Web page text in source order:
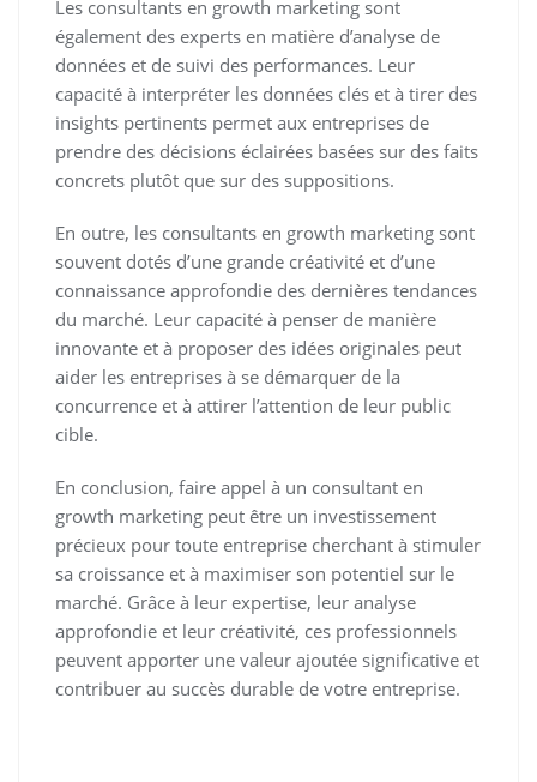
Les consultants en growth marketing sont
également des experts en matière d’analyse de
données et de suivi des performances. Leur
capacité à interpréter les données clés et à tirer des
insights pertinents permet aux entreprises de
prendre des décisions éclairées basées sur des faits
concrets plutôt que sur des suppositions.
En outre, les consultants en growth marketing sont
souvent dotés d’une grande créativité et d’une
connaissance approfondie des dernières tendances
du marché. Leur capacité à penser de manière
innovante et à proposer des idées originales peut
aider les entreprises à se démarquer de la
concurrence et à attirer l’attention de leur public
cible.
En conclusion, faire appel à un consultant en
growth marketing peut être un investissement
précieux pour toute entreprise cherchant à stimuler
sa croissance et à maximiser son potentiel sur le
marché. Grâce à leur expertise, leur analyse
approfondie et leur créativité, ces professionnels
peuvent apporter une valeur ajoutée significative et
contribuer au succès durable de votre entreprise.